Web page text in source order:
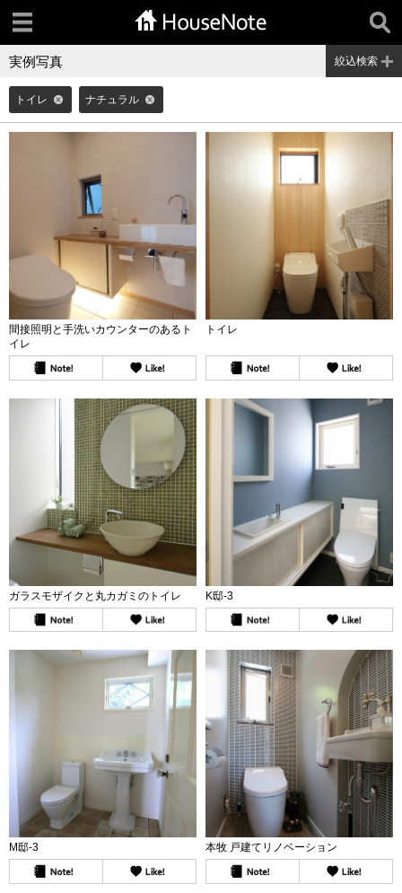
実例写真 絞込検索
トイレ ナチュラル
間接照明と手洗いカウンターのあるト
イレ
トイレ
ガラスモザイクと丸カガミのトイレ K邸-3
M邸-3 本牧 戸建てリノベーション